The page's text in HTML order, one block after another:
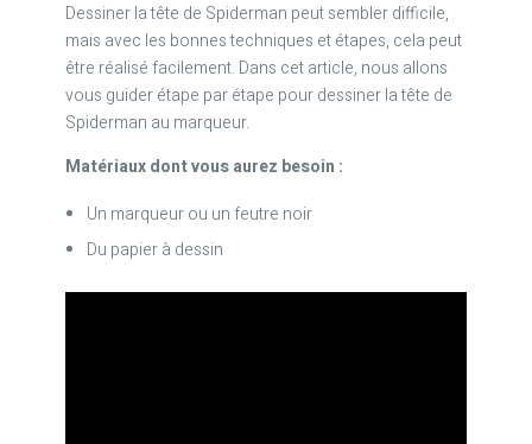
Dessiner la tête de Spiderman peut sembler difficile,
mais avec les bonnes techniques et étapes, cela peut
être réalisé facilement. Dans cet article, nous allons
vous guider étape par étape pour dessiner la tête de
Spiderman au marqueur.
Matériaux dont vous aurez besoin :
Un marqueur ou un feutre noir
Du papier à dessin